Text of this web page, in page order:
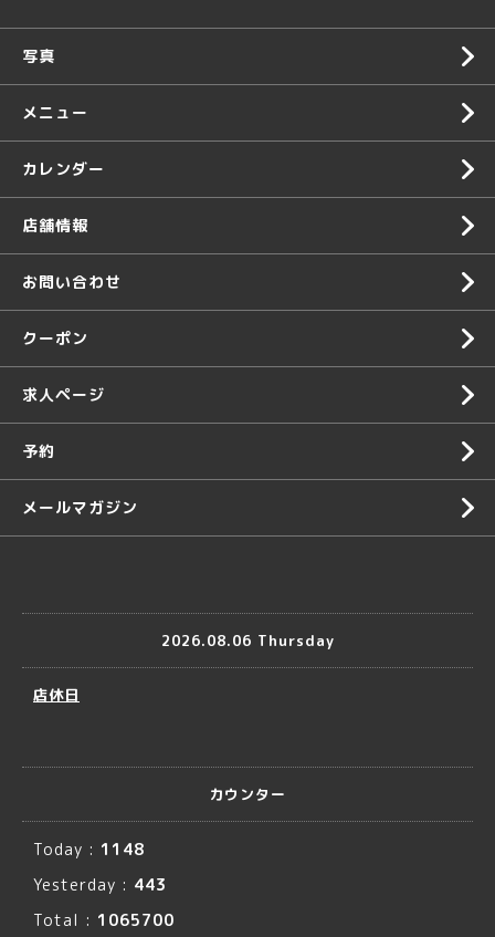
写真
メニュー
カレンダー
店舗情報
お問い合わせ
クーポン
求人ページ
予約
メールマガジン
2026.08.06 Thursday
店休日
カウンター
Today : 1148
Yesterday : 443
Total : 1065700